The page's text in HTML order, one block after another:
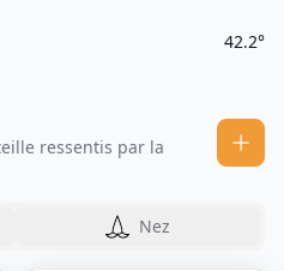
42.2°
ressentis par la
Nez